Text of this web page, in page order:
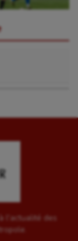
l'actualité des